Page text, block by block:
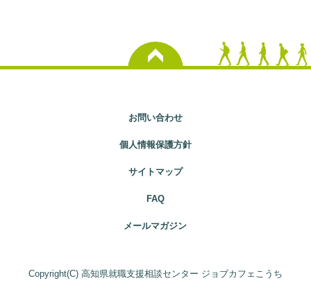
お問い合わせ
個人情報保護方針
サイトマップ
FAQ
メールマガジン
Copyright(C) 高知県就職支援相談センター ジョブカフェこうち